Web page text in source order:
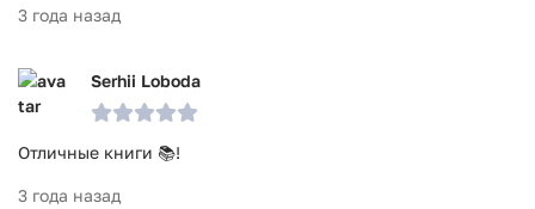
3 года назад
Serhii Loboda
Отличные книги 📚!
3 года назад